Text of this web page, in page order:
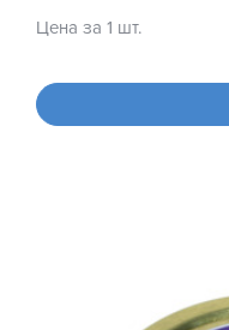
Цена за 1 шт.